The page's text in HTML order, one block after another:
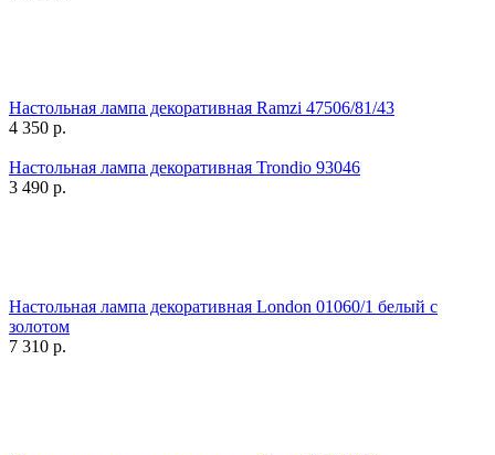
Настольная лампа декоративная Ramzi 47506/81/43
4 350 р.
Настольная лампа декоративная Trondio 93046
3 490 р.
Настольная лампа декоративная London 01060/1 белый с
золотом
7 310 р.